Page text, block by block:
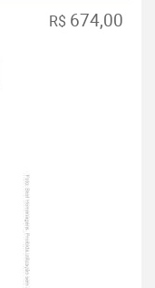
R$ 674,00